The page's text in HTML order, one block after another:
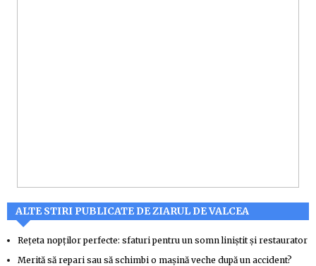
ALTE STIRI PUBLICATE DE ZIARUL DE VALCEA
Rețeta nopților perfecte: sfaturi pentru un somn liniștit și restaurator
Merită să repari sau să schimbi o mașină veche după un accident?